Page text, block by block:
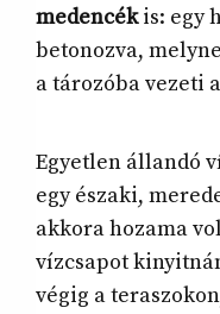
medencékis: egy
betonozva,
a tározóba vezeti
Egyetlen állandó
egy északi,
akkora hozama
vízcsapot
végig a